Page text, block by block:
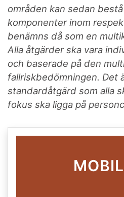
områden kan sedan
komponenter inom
benämns då som en
Alla åtgärder ska vara
och baserade på den
fallriskbedömningen. Det
standardåtgärd som alla
fokus ska ligga på